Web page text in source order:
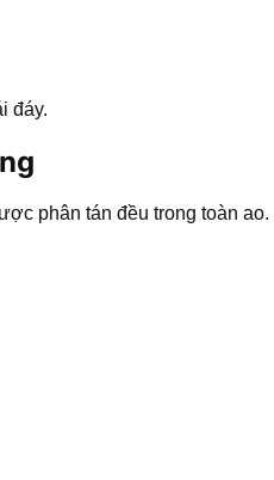
đáy.
phân tán đều trong toàn ao.